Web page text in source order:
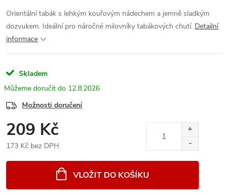
Orientální tabák s lehkým kouřovým nádechem a jemně sladkým
dozvukem. Ideální pro náročné milovníky tabákových chutí. Detailní
informace
Skladem
12.8.2026
Možnosti doručení
209 Kč
173 Kč bez DPH
VLOŽIT DO KOŠÍKU